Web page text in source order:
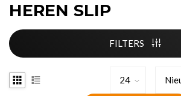
HEREN SLIP
FILTERS